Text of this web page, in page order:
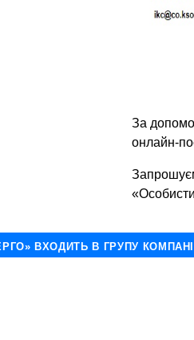
За
онлайн-
ВХОДИТЬ В ГРУПУ